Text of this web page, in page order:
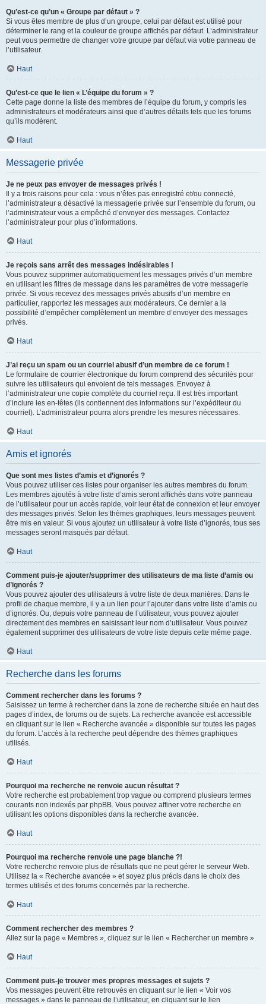
Qu’est-ce qu’un « Groupe par défaut » ?
Si vous êtes membre de plus d’un groupe, celui par défaut est utilisé pour
déterminer le rang et la couleur de groupe affichés par défaut. L’administrateur
peut vous permettre de changer votre groupe par défaut via votre panneau de
l’utilisateur.
Haut
Qu’est-ce que le lien « L’équipe du forum » ?
Cette page donne la liste des membres de l’équipe du forum, y compris les
administrateurs et modérateurs ainsi que d’autres détails tels que les forums
qu’ils modèrent.
Haut
Messagerie privée
Je ne peux pas envoyer de messages privés !
Il y a trois raisons pour cela : vous n’êtes pas enregistré et/ou connecté,
l’administrateur a désactivé la messagerie privée sur l’ensemble du forum, ou
l’administrateur vous a empêché d’envoyer des messages. Contactez
l’administrateur pour plus d’informations.
Haut
Je reçois sans arrêt des messages indésirables !
Vous pouvez supprimer automatiquement les messages privés d’un membre
en utilisant les filtres de message dans les paramètres de votre messagerie
privée. Si vous recevez des messages privés abusifs d’un membre en
particulier, rapportez les messages aux modérateurs. Ce dernier a la
possibilité d’empêcher complètement un membre d’envoyer des messages
privés.
Haut
J’ai reçu un spam ou un courriel abusif d’un membre de ce forum !
Le formulaire de courrier électronique du forum comprend des sécurités pour
suivre les utilisateurs qui envoient de tels messages. Envoyez à
l’administrateur une copie complète du courriel reçu. Il est très important
d’inclure les en-têtes (ils contiennent des informations sur l’expéditeur du
courriel). L’administrateur pourra alors prendre les mesures nécessaires.
Haut
Amis et ignorés
Que sont mes listes d’amis et d’ignorés ?
Vous pouvez utiliser ces listes pour organiser les autres membres du forum.
Les membres ajoutés à votre liste d’amis seront affichés dans votre panneau
de l’utilisateur pour un accès rapide, voir leur état de connexion et leur envoyer
des messages privés. Selon les thèmes graphiques, leurs messages peuvent
être mis en valeur. Si vous ajoutez un utilisateur à votre liste d’ignorés, tous ses
messages seront masqués par défaut.
Haut
Comment puis-je ajouter/supprimer des utilisateurs de ma liste d’amis ou
d’ignorés ?
Vous pouvez ajouter des utilisateurs à votre liste de deux manières. Dans le
profil de chaque membre, il y a un lien pour l’ajouter dans votre liste d’amis ou
d’ignorés. Ou, depuis votre panneau de l’utilisateur, vous pouvez ajouter
directement des membres en saisissant leur nom d’utilisateur. Vous pouvez
également supprimer des utilisateurs de votre liste depuis cette même page.
Haut
Recherche dans les forums
Comment rechercher dans les forums ?
Saisissez un terme à rechercher dans la zone de recherche située en haut des
pages d’index, de forums ou de sujets. La recherche avancée est accessible
en cliquant sur le lien « Recherche avancée » disponible sur toutes les pages
du forum. L’accès à la recherche peut dépendre des thèmes graphiques
utilisés.
Haut
Pourquoi ma recherche ne renvoie aucun résultat ?
Votre recherche est probablement trop vague ou comprend plusieurs termes
courants non indexés par phpBB. Vous pouvez affiner votre recherche en
utilisant les options disponibles dans la recherche avancée.
Haut
Pourquoi ma recherche renvoie une page blanche ?!
Votre recherche renvoie plus de résultats que ne peut gérer le serveur Web.
Utilisez la « Recherche avancée » et soyez plus précis dans le choix des
termes utilisés et des forums concernés par la recherche.
Haut
Comment rechercher des membres ?
Allez sur la page « Membres », cliquez sur le lien « Rechercher un membre ».
Haut
Comment puis-je trouver mes propres messages et sujets ?
Vos messages peuvent être retrouvés en cliquant sur le lien « Voir vos
messages » dans le panneau de l’utilisateur, en cliquant sur le lien